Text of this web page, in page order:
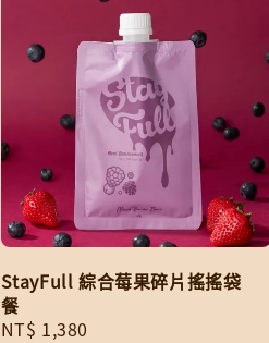
StayFull 綜合莓果碎片搖搖袋
餐
Regular
NT$ 1,380